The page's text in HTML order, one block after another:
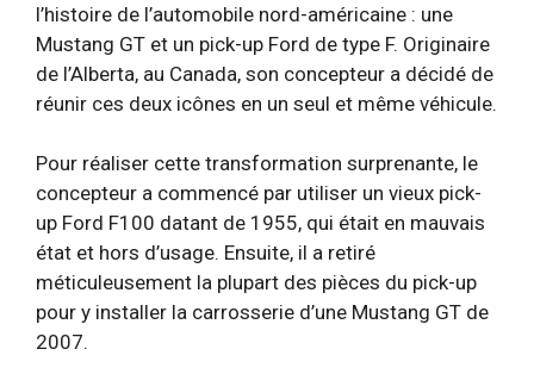
l’histoire de l’automobile nord-américaine : une
Mustang GT et un pick-up Ford de type F. Originaire
de l’Alberta, au Canada, son concepteur a décidé de
réunir ces deux icônes en un seul et même véhicule.
Pour réaliser cette transformation surprenante, le
concepteur a commencé par utiliser un vieux pick-
up Ford F100 datant de 1955, qui était en mauvais
état et hors d’usage. Ensuite, il a retiré
méticuleusement la plupart des pièces du pick-up
pour y installer la carrosserie d’une Mustang GT de
2007.